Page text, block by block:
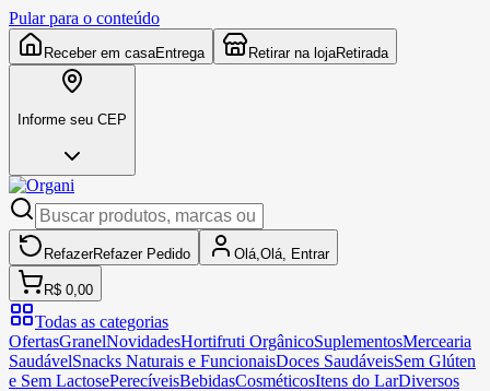
Pular para o conteúdo
Receber em casaEntrega Retirar na lojaRetirada
Informe seu CEP
RefazerRefazer Pedido Olá, Olá, Entrar
R$ 0,00
Todas as categorias
OfertasGranelNovidadesHortifruti OrgânicoSuplementosMercearia
SaudávelSnacks Naturais e FuncionaisDoces SaudáveisSem Glúten
e Sem LactosePerecíveisBebidasCosméticosItens do LarDiversos